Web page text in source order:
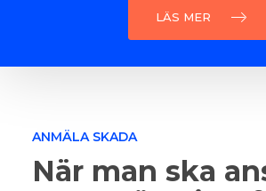
LÄS MER
ANMÄLA SKADA
När man ska